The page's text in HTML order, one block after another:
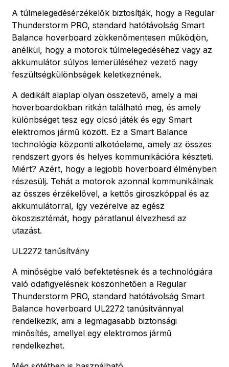
A túlmelegedésérzékelők biztosítják, hogy a Regular
Thunderstorm PRO, standard hatótávolság Smart
Balance hoverboard zökkenőmentesen működjön,
anélkül, hogy a motorok túlmelegedéséhez vagy az
akkumulátor súlyos lemerüléséhez vezető nagy
feszültségkülönbségek keletkeznének.
A dedikált alaplap olyan összetevő, amely a mai
hoverboardokban ritkán található meg, és amely
különbséget tesz egy olcsó játék és egy Smart
elektromos jármű között. Ez a Smart Balance
technológia központi alkotóeleme, amely az összes
rendszert gyors és helyes kommunikációra készteti.
Miért? Azért, hogy a legjobb hoverboard élményben
részesülj. Tehát a motorok azonnal kommunikálnak
az összes érzékelővel, a kettős giroszkóppal és az
akkumulátorral, így vezérelve az egész
ökoszisztémát, hogy páratlanul élvezhesd az
utazást.
UL2272 tanúsítvány
A minőségbe való befektetésnek és a technológiára
való odafigyelésnek köszönhetően a Regular
Thunderstorm PRO, standard hatótávolság Smart
Balance hoverboard UL2272 tanúsítvánnyal
rendelkezik, ami a legmagasabb biztonsági
minősítés, amellyel egy elektromos jármű
rendelkezhet.